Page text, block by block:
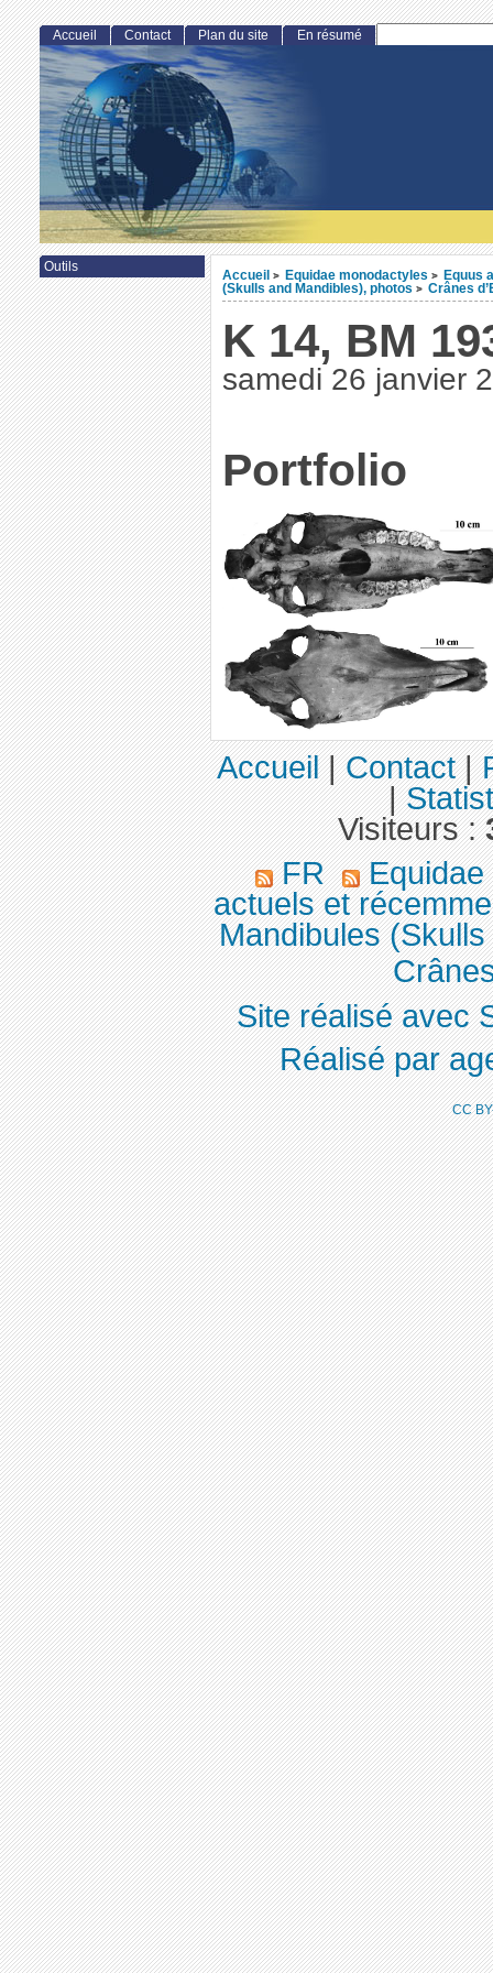
Accueil > Equidae monodactyles >
Equus
(Skulls and Mandibles), photos > Crânes
K 14, BM
samedi 26 janvier
Portfolio
Accueil Contact Plan du site En résumé
Outils
Accueil|Contact|
|
Visiteurs :
FR
Equidae
actuels et
Mandibules
Site réalisé avec
Réalisé par
CC